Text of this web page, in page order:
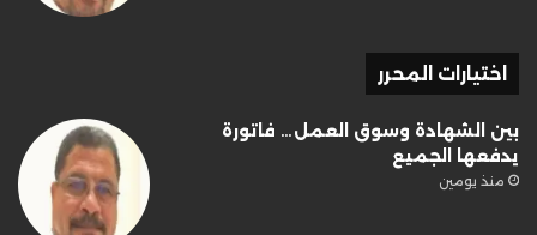
اختيارات المحرر
بين الشهادة وسوق العمل… فاتورة
يدفعها الجميع
منذ يومين